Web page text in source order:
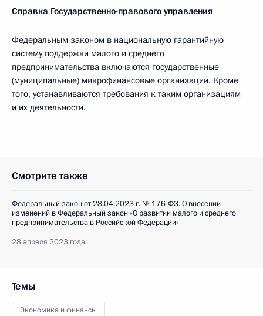
Справка Государственно-правового управления
Федеральным законом в национальную гарантийную
систему поддержки малого и среднего
предпринимательства включаются государственные
(муниципальные) микрофинансовые организации. Кроме
того, устанавливаются требования к таким организациям
и их деятельности.
Смотрите также
Федеральный закон от 28.04.2023 г. № 176-ФЗ. О внесении
изменений в Федеральный закон «О развитии малого и среднего
предпринимательства в Российской Федерации»
28 апреля 2023 года
Темы
Экономика и финансы